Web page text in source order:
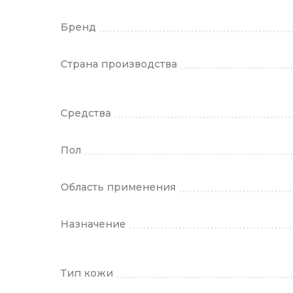
Бренд
Страна производства
Средства
Пол
Область применения
Назначение
Тип кожи